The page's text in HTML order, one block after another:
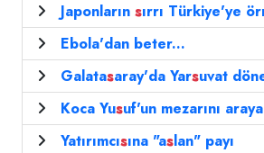
Japonların sırrı Türkiye'ye
Ebola'dan beter...
Galatasaray'da Yarsuvat
Koca Yusuf'un mezarını
Yatırımcısına "aslan" payı